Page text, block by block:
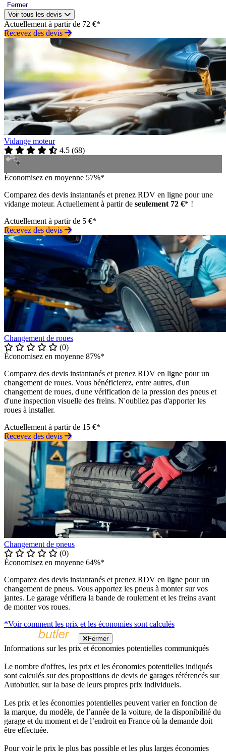
Fermer
Voir tous les devis
Actuellement à partir de 72 €*
Recevez des devis
Vidange moteur
4.5 (68)
Économisez en moyenne 57%*
Comparez des devis instantanés et prenez RDV en ligne pour une
vidange moteur. Actuellement à partir de seulement 72 €* !
Actuellement à partir de 5 €*
Recevez des devis
Changement de roues
(0)
Économisez en moyenne 87%*
Comparez des devis instantanés et prenez RDV en ligne pour un
changement de roues. Vous bénéficierez, entre autres, d'un
changement de roues, d'une vérification de la pression des pneus et
d'une inspection visuelle des freins. N'oubliez pas d'apporter les
roues à installer.
Actuellement à partir de 15 €*
Recevez des devis
Changement de pneus
(0)
Économisez en moyenne 64%*
Comparez des devis instantanés et prenez RDV en ligne pour un
changement de pneus. Vous apportez les pneus à monter sur vos
jantes. Le garage vérifiera la bande de roulement et les freins avant
de monter vos roues.
*Voir comment les prix et les économies sont calculés
Fermer
Informations sur les prix et économies potentielles communiqués
Le nombre d'offres, les prix et les économies potentielles indiqués
sont calculés sur des propositions de devis de garages référencés sur
Autobutler, sur la base de leurs propres prix individuels.
Les prix et les économies potentielles peuvent varier en fonction de
la marque, du modèle, de l’année de la voiture, de la disponibilité du
garage et du moment et de l’endroit en France où la demande doit
être effectuée.
Pour voir le prix le plus bas possible et les plus larges économies